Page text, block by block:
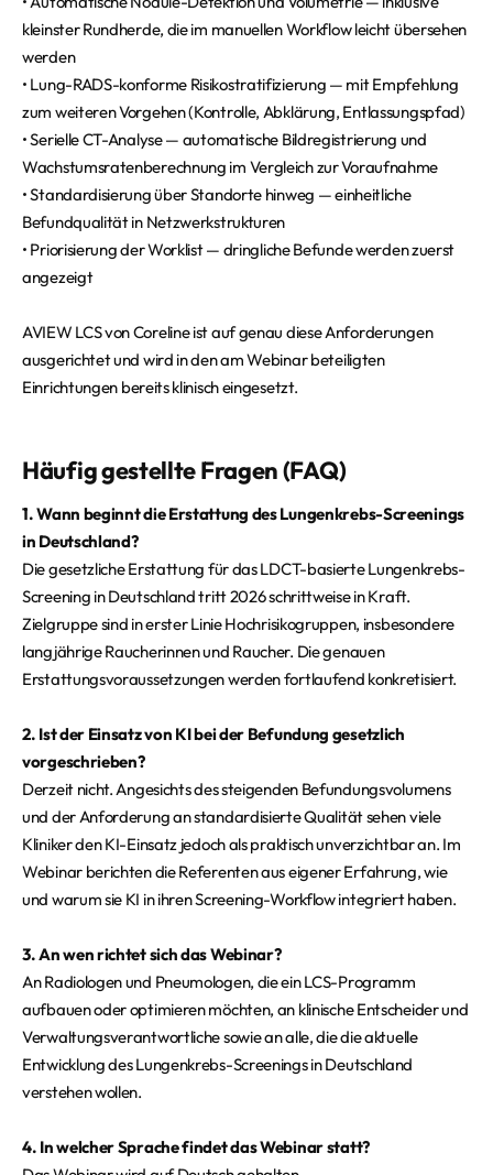
kleinster Rundherde, die im manuellen Workflow leicht übersehen
werden
• Lung-RADS-konforme Risikostratifizierung — mit Empfehlung
zum weiteren Vorgehen (Kontrolle, Abklärung, Entlassungspfad)
• Serielle CT-Analyse — automatische Bildregistrierung und
Wachstumsratenberechnung im Vergleich zur Voraufnahme
• Standardisierung über Standorte hinweg — einheitliche
Befundqualität in Netzwerkstrukturen
• Priorisierung der Worklist — dringliche Befunde werden zuerst
angezeigt
AVIEW LCS von Coreline ist auf genau diese Anforderungen
ausgerichtet und wird in den am Webinar beteiligten
Einrichtungen bereits klinisch eingesetzt.
Häufig gestellte Fragen (FAQ)
1. Wann beginnt die Erstattung des Lungenkrebs-Screenings
in Deutschland?
Die gesetzliche Erstattung für das LDCT-basierte Lungenkrebs-
Screening in Deutschland tritt 2026 schrittweise in Kraft.
Zielgruppe sind in erster Linie Hochrisikogruppen, insbesondere
langjährige Raucherinnen und Raucher. Die genauen
Erstattungsvoraussetzungen werden fortlaufend konkretisiert.
2. Ist der Einsatz von KI bei der Befundung gesetzlich
vorgeschrieben?
Derzeit nicht. Angesichts des steigenden Befundungsvolumens
und der Anforderung an standardisierte Qualität sehen viele
Kliniker den KI-Einsatz jedoch als praktisch unverzichtbar an. Im
Webinar berichten die Referenten aus eigener Erfahrung, wie
und warum sie KI in ihren Screening-Workflow integriert haben.
3. An wen richtet sich das Webinar?
An Radiologen und Pneumologen, die ein LCS-Programm
aufbauen oder optimieren möchten, an klinische Entscheider und
Verwaltungsverantwortliche sowie an alle, die die aktuelle
Entwicklung des Lungenkrebs-Screenings in Deutschland
verstehen wollen.
4. In welcher Sprache findet das Webinar statt?